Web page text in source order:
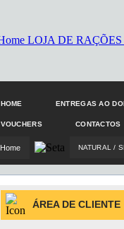
HOME ENTREGAS AO
VOUCHERS CONTACTOS
Home NATURAL /
ÁREA DE CLIENTE